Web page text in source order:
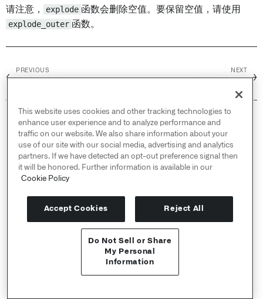
Send feedback
请注意， explode 函数会删除空值。要保留空值，请使用
explode_outer 函数。
←
PREVIOUS NEXT
→
© 2026 Palantir Technologies Inc. All rights
reserved.
Cookies Statement ↗
Privacy Statement ↗
Terms of Use ↗
Do Not Sell or Share My Personal Information
This website uses cookies and other tracking technologies to
enhance user experience and to analyze performance and
traffic on our website. We also share information about your
use of our site with our social media, advertising and analytics
partners. If we have detected an opt-out preference signal then
it will be honored. Further information is available in our
Cookie Policy
Accept Cookies Reject All
Do Not Sell or Share
My Personal
Information